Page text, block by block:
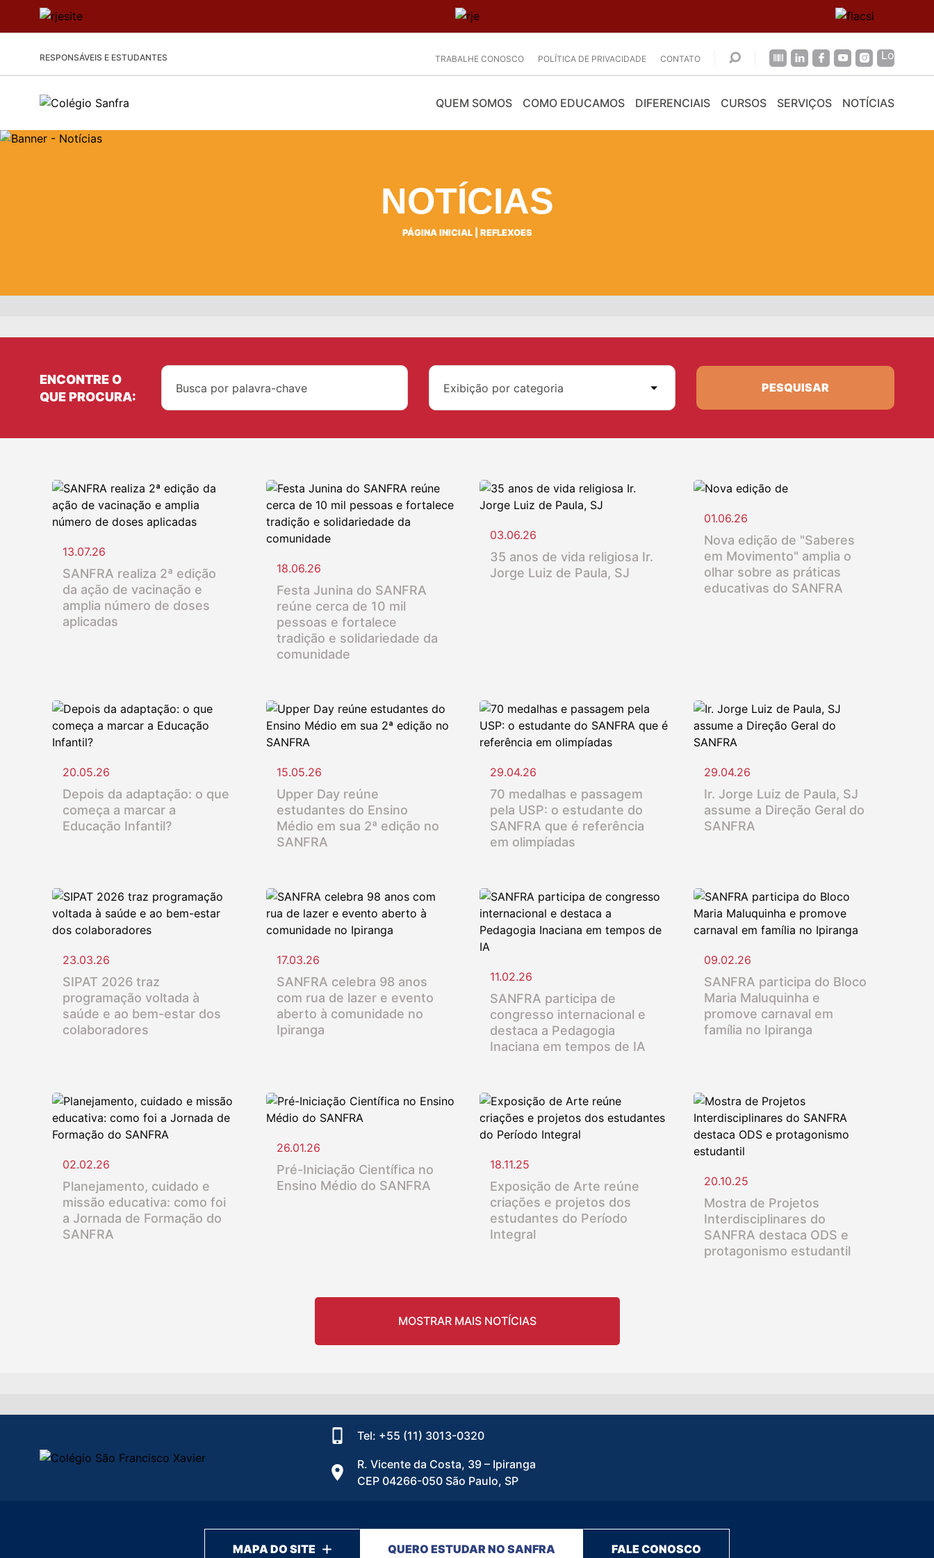
RESPONSÁVEIS E ESTUDANTES TRABALHE CONOSCO POLÍTICA DE PRIVACIDADE CONTATO
QUEM SOMOS COMO EDUCAMOS DIFERENCIAIS CURSOS SERVIÇOS NOTÍCIAS
NOTÍCIAS
PÁGINA INICIAL| REFLEXOES
ENCONTRE O
QUE PROCURA:
Exibição por categoria PESQUISAR
13.07.26
SANFRA realiza 2ª edição
da ação de vacinação e
amplia número de doses
aplicadas
18.06.26
Festa Junina do SANFRA
reúne cerca de 10 mil
pessoas e fortalece
tradição e solidariedade da
comunidade
03.06.26
35 anos de vida religiosa Ir.
Jorge Luiz de Paula, SJ
01.06.26
Nova edição de "Saberes
em Movimento" amplia o
olhar sobre as práticas
educativas do SANFRA
20.05.26
Depois da adaptação: o que
começa a marcar a
Educação Infantil?
15.05.26
Upper Day reúne
estudantes do Ensino
Médio em sua 2ª edição no
SANFRA
29.04.26
70 medalhas e passagem
pela USP: o estudante do
SANFRA que é referência
em olimpíadas
29.04.26
Ir. Jorge Luiz de Paula, SJ
assume a Direção Geral do
SANFRA
23.03.26
SIPAT 2026 traz
programação voltada à
saúde e ao bem-estar dos
colaboradores
17.03.26
SANFRA celebra 98 anos
com rua de lazer e evento
aberto à comunidade no
Ipiranga
11.02.26
SANFRA participa de
congresso internacional e
destaca a Pedagogia
Inaciana em tempos de IA
09.02.26
SANFRA participa do Bloco
Maria Maluquinha e
promove carnaval em
família no Ipiranga
02.02.26
Planejamento, cuidado e
missão educativa: como foi
a Jornada de Formação do
SANFRA
26.01.26
Pré-Iniciação Científica no
Ensino Médio do SANFRA
18.11.25
Exposição de Arte reúne
criações e projetos dos
estudantes do Período
Integral
20.10.25
Mostra de Projetos
Interdisciplinares do
SANFRA destaca ODS e
protagonismo estudantil
MOSTRAR MAIS NOTÍCIAS
Tel: +55 (11) 3013-0320
R. Vicente da Costa, 39 – Ipiranga
CEP 04266-050 São Paulo, SP
MAPA DO SITE QUERO ESTUDAR NO SANFRA FALE CONOSCO